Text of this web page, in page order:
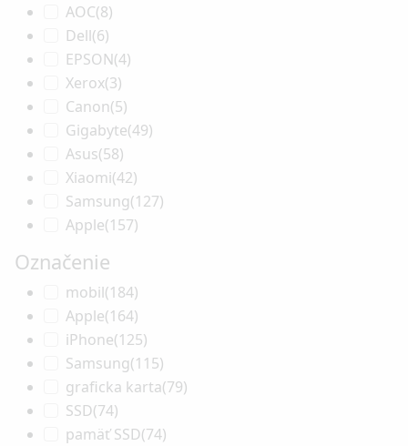
AOC(8)
Dell(6)
EPSON(4)
Xerox(3)
Canon(5)
Gigabyte(49)
Asus(58)
Xiaomi(42)
Samsung(127)
Apple(157)
Označenie
mobil(184)
Apple(164)
iPhone(125)
Samsung(115)
graficka karta(79)
SSD(74)
pamäť SSD(74)